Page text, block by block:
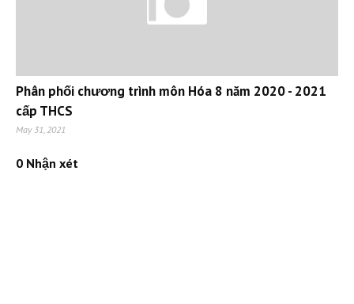
Phân phối chương trình môn Hóa 8 năm 2020 - 2021
cấp THCS
May 31, 2021
0 Nhận xét